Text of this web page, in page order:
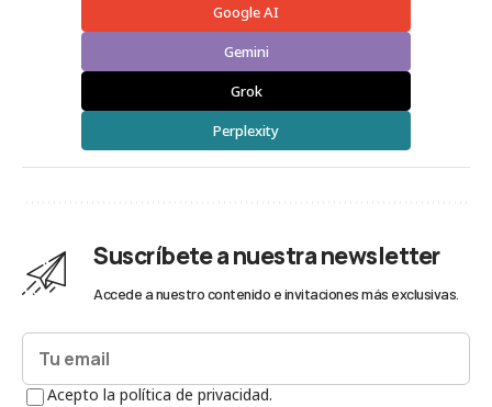
Google AI
Gemini
Grok
Perplexity
Suscríbete a nuestra newsletter
Accede a nuestro contenido e invitaciones más exclusivas.
Acepto la política de privacidad.